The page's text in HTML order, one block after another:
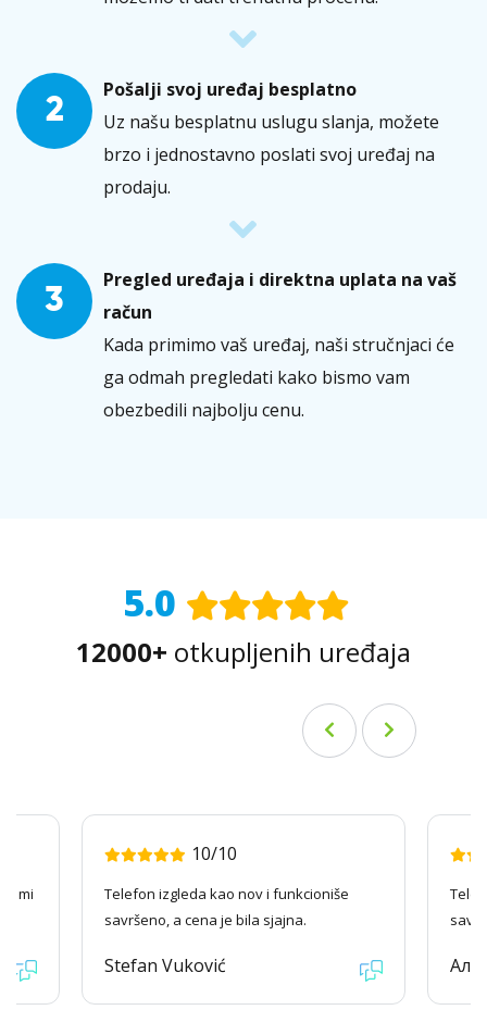
2
Pošalji svoj uređaj besplatno
Uz našu besplatnu uslugu slanja, možete
brzo i jednostavno poslati svoj uređaj na
prodaju.
3
Pregled uređaja i direktna uplata na vaš
račun
Kada primimo vaš uređaj, naši stručnjaci će
ga odmah pregledati kako bismo vam
obezbedili najbolju cenu.
5.0
12000+ otkupljenih uređaja
mi
10/10
Telefon izgleda kao nov i funkcioniše
savršeno, a cena je bila sjajna.
Stefan Vuković